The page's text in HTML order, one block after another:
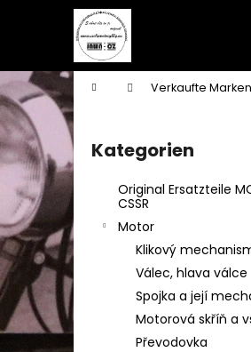
StartseiteVerkaufte Marken
S
e
i
t
n
l
e
i
s
Kategorien
überspringen
Kategorien
Original Ersatzteile
CSSR
Motor
Klikový
Válec, hlava válce
Spojka a její
Motorová skříň a
Převodovka
e
n
k
o
r
Zurück
zum
Einkaufen
Zurück
zum
Einkaufen